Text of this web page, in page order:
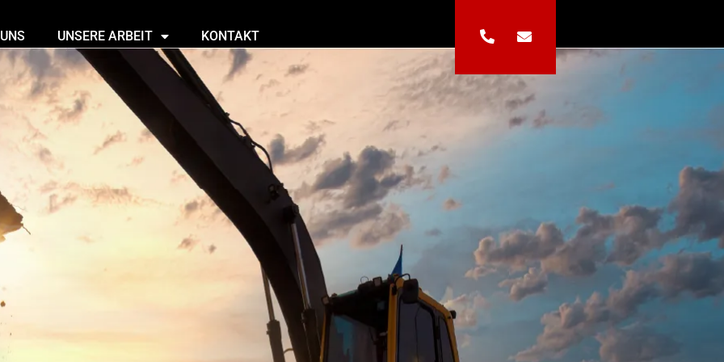
UNSERE ARBEIT KONTAKT